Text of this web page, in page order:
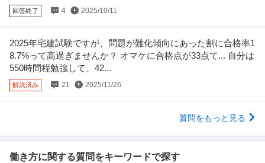
回答終了 4 2025/10/11
2025年宅建試験ですが、問題が難化傾向にあった割に合格率1
8.7%って高過ぎませんか？ オマケに合格点が33点て... 自分は
550時間程勉強して、42...
解決済み 21 2025/11/26
質問をもっと見る
働き方に関する質問をキーワードで探す